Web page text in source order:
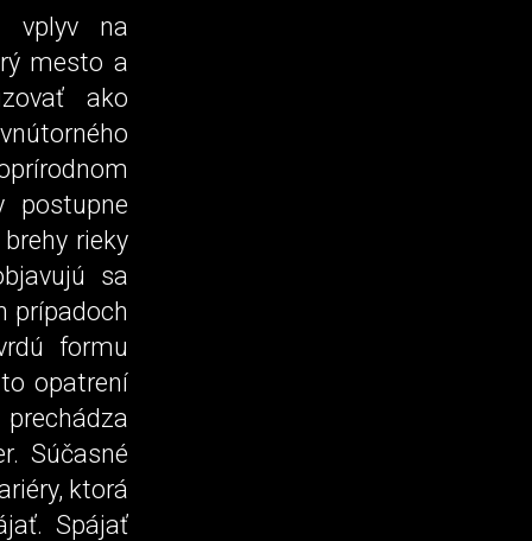
vplyv na
mesto a
ako
postupne
rieky
sa
prípadoch
formu
opatrení
Súčasné
ktorá
Spájať